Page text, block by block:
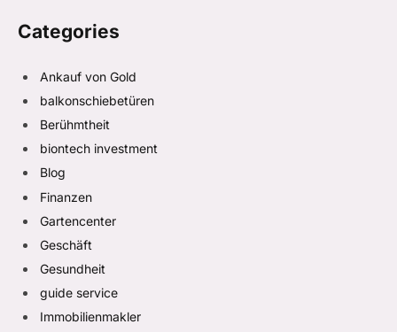
Categories
Ankauf von Gold
balkonschiebetüren
Berühmtheit
biontech investment
Blog
Finanzen
Gartencenter
Geschäft
Gesundheit
guide service
Immobilienmakler